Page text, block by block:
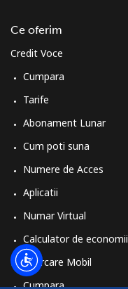
Ce oferim
Credit Voce
Cumpara
Tarife
Abonament Lunar
Cum poti suna
Numere de Acces
Aplicatii
Numar Virtual
Calculator de economii
Reincarcare Mobil
Cumpara